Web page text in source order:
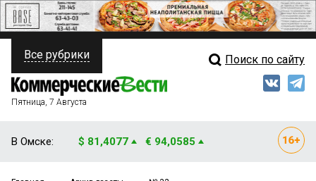
ПОЛИТИКА
ФИНАНСЫ
Свежий выпуск
Все рубрики Поиск по сайту
Пятница, 7 Августа
В Омске: $ 81,4077 € 94,0585